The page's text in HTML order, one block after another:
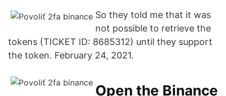
So they told me that it was
not possible to retrieve the
tokens (TICKET ID: 8685312) until they support
the token. February 24, 2021.
Open the Binance